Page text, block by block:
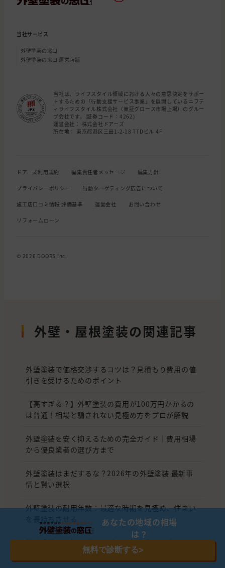
当社サービス
外壁塗装の窓口
外壁塗装の窓口 運営店舗
当社は、ライフスタイル領域における人々の意思決定をサポー
トするための「行動支援サービス事業」を展開しているニフテ
ィライフスタイル株式会社（東証グロース市場上場）のグルー
プ会社です。(証券コード：4262)
運営会社： 株式会社ドアーズ
所在地： 東京都港区三田1-2-18 TTDビル 4F
ドアーズ利用規約 編集責任者メッセージ 編集方針
プライバシーポリシー 行動ターゲティング広告について
施工店口コミ情報 評価基準 運営会社 お問い合わせ
リフォームローン
© 2026 DOORS Inc.
外壁・屋根塗装の関連記事
外壁塗装で価格交渉するコツは？見積もり費用の値
引きを受けるためのポイント
【高すぎる？】外壁塗装の費用が100万円かかるの
は普通！相場と騙されない見極め方をプロが解説
外壁塗装を安く抑えるための完全ガイド｜費用相場
から優良業者の選び方まで
外壁塗装はまだするな？2026年の外壁塗装 最新事
情と賢い選択
外壁塗装の耐用年数：最適な時期を見極め、住まい
外壁塗装では相見積もりが不可欠！費用を抑えて信
頼できる業者を選ぶためのポイント
あなたの地域の相場
は？
無料で診断する>